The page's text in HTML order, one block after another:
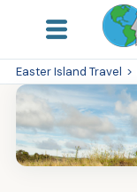
Easter Island Travel >